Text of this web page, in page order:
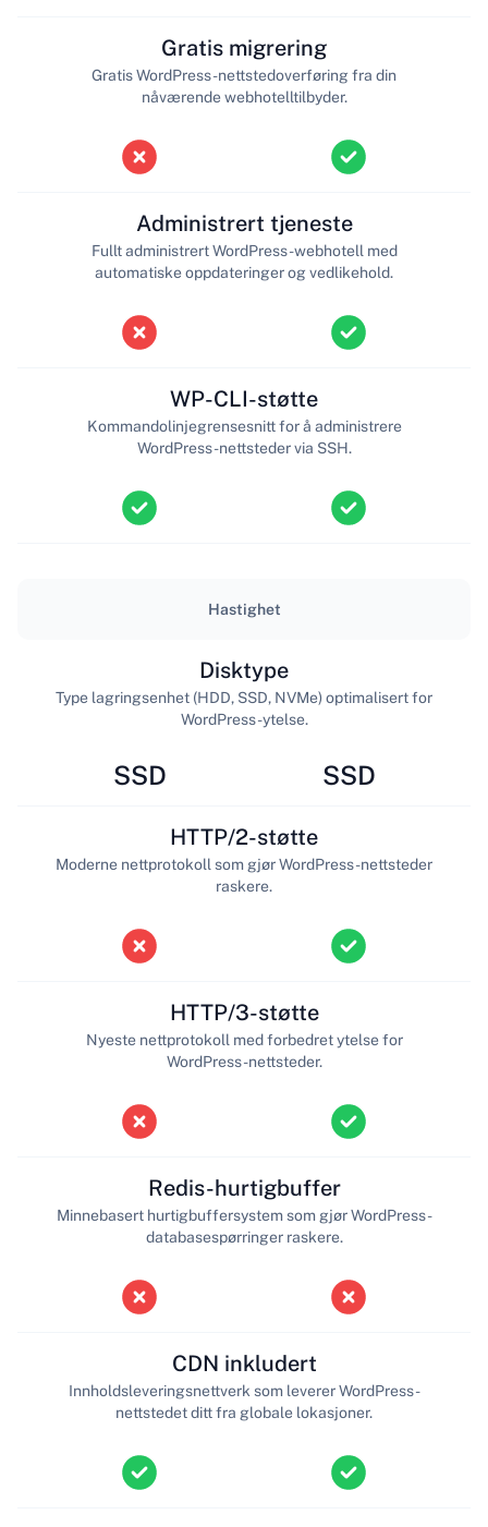
Gratis migrering
Gratis WordPress-nettstedoverføring fra din
nåværende webhotelltilbyder.
Administrert tjeneste
Fullt administrert WordPress-webhotell med
automatiske oppdateringer og vedlikehold.
WP-CLI-støtte
Kommandolinjegrensesnitt for å administrere
WordPress-nettsteder via SSH.
Hastighet
SSD
Disktype
Type lagringsenhet (HDD, SSD, NVMe) optimalisert for
WordPress-ytelse.
SSD
HTTP/2-støtte
Moderne nettprotokoll som gjør WordPress-nettsteder
raskere.
HTTP/3-støtte
Nyeste nettprotokoll med forbedret ytelse for
WordPress-nettsteder.
Redis-hurtigbuffer
Minnebasert hurtigbuffersystem som gjør WordPress-
databasespørringer raskere.
CDN inkludert
Innholdsleveringsnettverk som leverer WordPress-
nettstedet ditt fra globale lokasjoner.